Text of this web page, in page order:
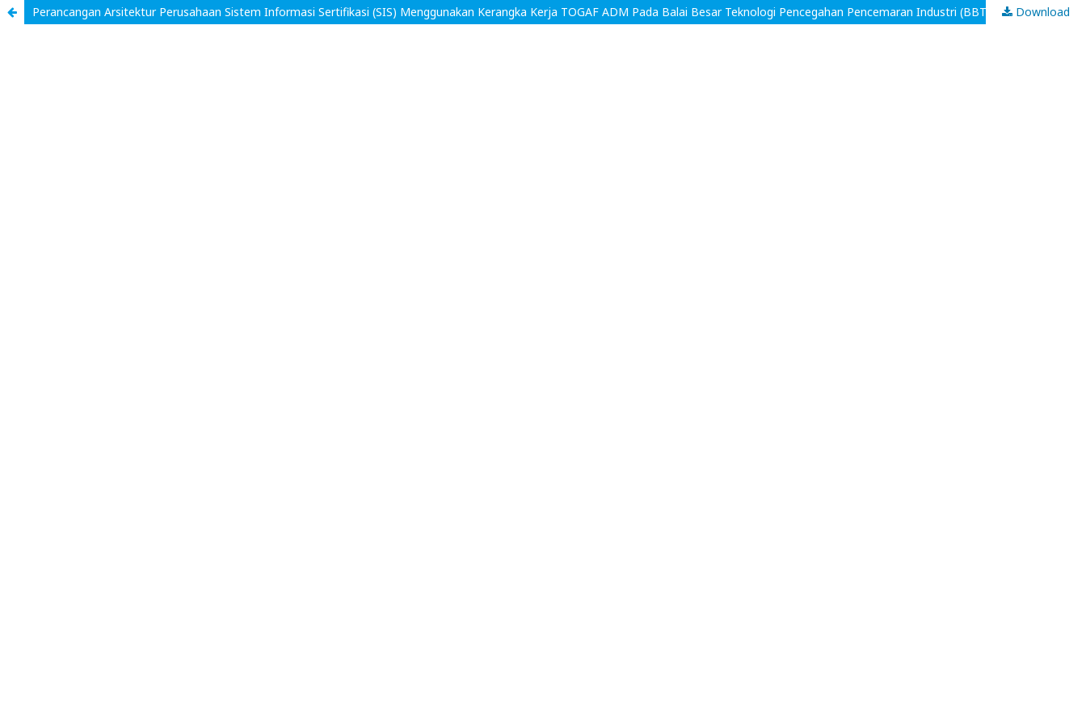
Perancangan Arsitektur Perusahaan Sistem Informasi Sertifikasi (SIS) Menggunakan Kerangka Kerja TOGAF ADM Pada Balai Besar Teknologi Pencegahan Pencemaran Industri (BBTPPI) Semarang
Download